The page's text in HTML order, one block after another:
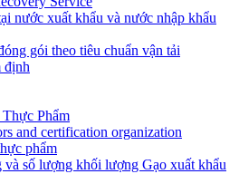
nước xuất khẩu và nước nhập khẩu
gói theo tiêu chuẩn vận tải
định
Phẩm
and certification organization
phẩm
số lượng khối lượng Gạo xuất khẩu